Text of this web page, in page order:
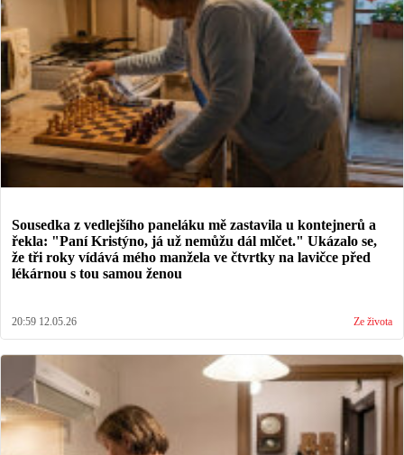
Sousedka z vedlejšího paneláku mě zastavila u kontejnerů a
řekla: "Paní Kristýno, já už nemůžu dál mlčet." Ukázalo se,
že tři roky vídává mého manžela ve čtvrtky na lavičce před
lékárnou s tou samou ženou
20:59 12.05.26 Ze života